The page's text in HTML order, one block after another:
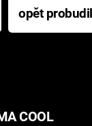
opět
přichází s
COOL